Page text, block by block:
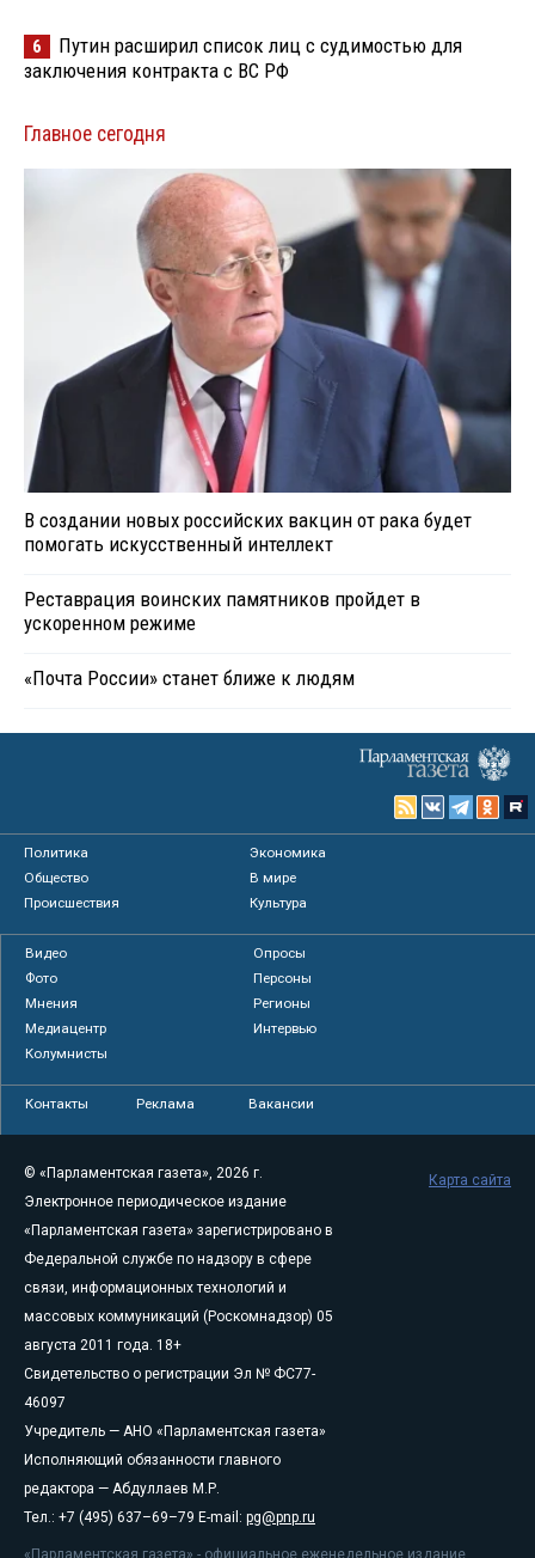
6
Путин расширил список лиц с судимостью для
заключения контракта с ВС РФ
Главное сегодня
В создании новых российских вакцин от рака будет
помогать искусственный интеллект
Реставрация воинских памятников пройдет в
ускоренном режиме
«Почта России» станет ближе к людям
Политика
Экономика
Общество
В мире
Происшествия
Культура
Видео
Опросы
Фото
Персоны
Мнения
Регионы
Медиацентр
Интервью
Колумнисты
Контакты Реклама Вакансии
© «Парламентская газета», 2026 г.
Электронное периодическое издание
«Парламентская газета» зарегистрировано в
Федеральной службе по надзору в сфере
связи, информационных технологий и
массовых коммуникаций (Роскомнадзор) 05
августа 2011 года. 18+
Свидетельство о регистрации Эл № ФС77-
46097
Учредитель — АНО «Парламентская газета»
Исполняющий обязанности главного
редактора — Абдуллаев М.Р.
Тел.: +7 (495) 637–69–79 E-mail: pg@pnp.ru
«Парламентская газета» - официальное еженедельное издание
Карта сайта